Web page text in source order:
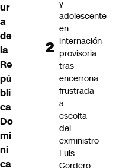
ur
a
de
la
Re
pú
bli
ca
Do
mi
ni
ca
y
adolescente
en
internación
provisoria
tras
encerrona
frustrada
a
escolta
del
exministro
Luis
Cordero